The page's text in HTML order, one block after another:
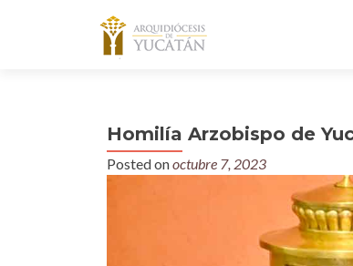
Homilía Arzobispo de
Posted onoctubre 7, 2023